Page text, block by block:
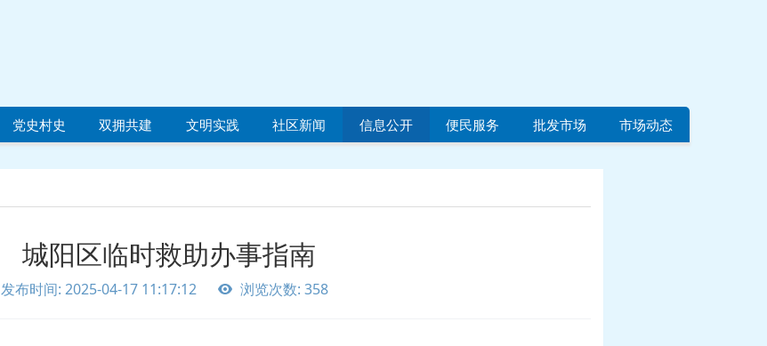
党史村史 双拥共建 文明实践 社区新闻 信息公开 便民服务 批发市场 市场动态
城阳区临时救助办事指南
发布时间: 2025-04-17 11:17:12 浏览次数: 358